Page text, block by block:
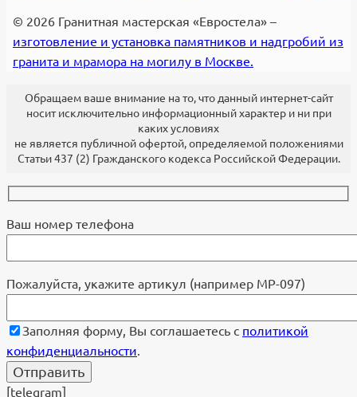
© 2026 Гранитная мастерская «Евростела» –
изготовление и установка памятников и надгробий из
гранита и мрамора на могилу в Москве.
Обращаем ваше внимание на то, что данный интернет-сайт
носит исключительно информационный характер и ни при
каких условиях
не является публичной офертой, определяемой положениями
Статьи 437 (2) Гражданского кодекса Российской Федерации.
Ваш номер телефона
Пожалуйста, укажите артикул (например МР-097)
Заполняя форму, Вы соглашаетесь с политикой
конфиденциальности.
[telegram]